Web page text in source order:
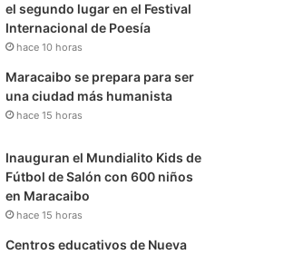
el segundo lugar en el Festival
Internacional de Poesía
hace 10 horas
Maracaibo se prepara para ser
una ciudad más humanista
hace 15 horas
Inauguran el Mundialito Kids de
Fútbol de Salón con 600 niños
en Maracaibo
hace 15 horas
Centros educativos de Nueva